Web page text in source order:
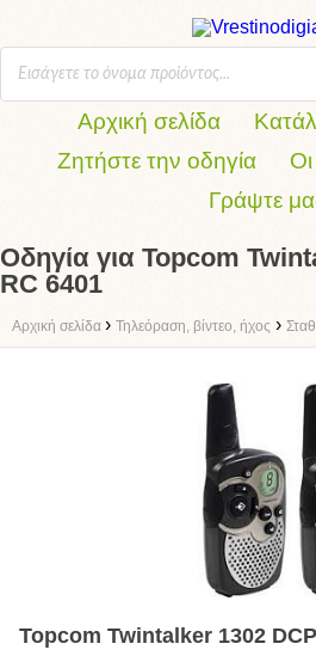
Αρχική σελίδα
Ζητήστε την οδηγία
Γράψτε
Οδηγία για Topcom
RC 6401
Αρχική σελίδα › Τηλεόραση, βίντεο, ήχος ›
Topcom Twintalker 1302